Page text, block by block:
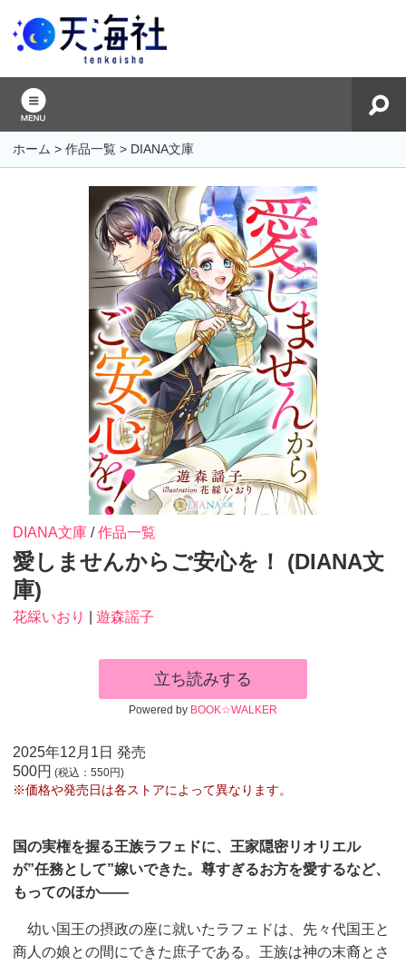
ホーム >作品一覧 > DIANA文庫
DIANA文庫 /作品一覧
愛しませんからご安心を！ (DIANA文
庫)
花綵いおり 遊森謡子
立ち読みする
Powered by BOOK☆WALKER
2025年12月1日 発売
500円 (税込：550円)
※価格や発売日は各ストアによって異なります。
国の実権を握る王族ラフェドに、王家隠密リオリエル
が”任務として”嫁いできた。尊すぎるお方を愛するなど、
もってのほか——
幼い国王の摂政の座に就いたラフェドは、先々代国王と
商人の娘との間にできた庶子である。王族は神の末裔とさ